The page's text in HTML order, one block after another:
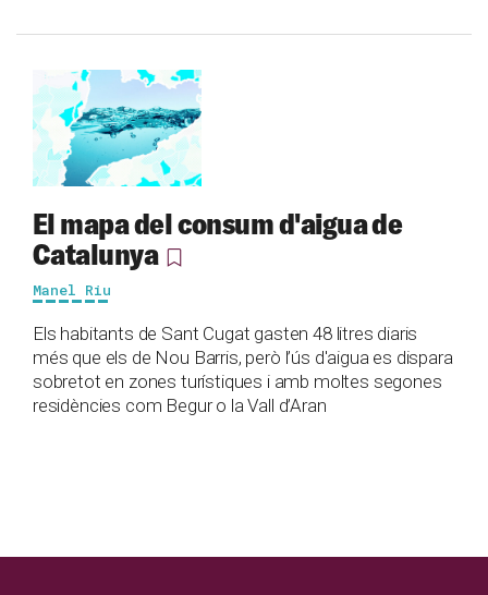
El mapa del consum d'aigua de
Catalunya
Manel Riu
Els habitants de Sant Cugat gasten 48 litres diaris
més que els de Nou Barris, però l’ús d'aigua es dispara
sobretot en zones turístiques i amb moltes segones
residències com Begur o la Vall d’Aran